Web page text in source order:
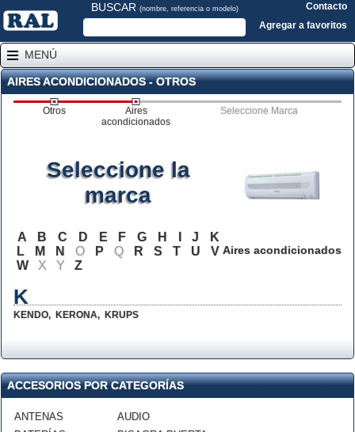
BUSCAR (nombre, referencia o modelo)
Contacto
Agregar a favoritos
MENÚ
AIRES ACONDICIONADOS - OTROS
Otros
Aires
acondicionados
Seleccione Marca
Aires acondicionados
Seleccione la
marca
A B C D E F G H J
K
L
M N O P Q R S T U
V
W
X Y Z
K
KENDO, KERONA, KRUPS
ACCESORIOS POR CATEGORÍAS
ANTENAS
AUDIO